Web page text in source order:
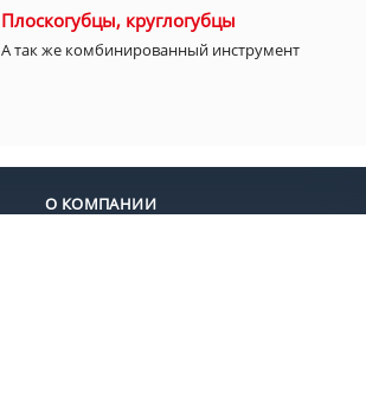
Плоскогубцы, круглогубцы
А так же комбинированный инструмент
О КОМПАНИИ